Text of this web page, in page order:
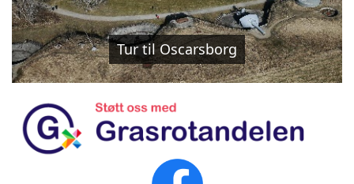
Tur til Oscarsborg